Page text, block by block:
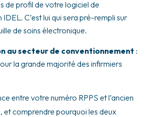
de profil de votre logiciel de
C’est lui qui sera pré-rempli sur
de soins électronique.
au secteur de conventionnement :
la grande majorité des infirmiers
entre votre numéro RPPS et l’ancien
et comprendre pourquoi les deux